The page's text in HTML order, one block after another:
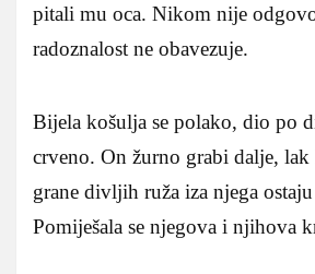
pitali mu oca. Nikom nije
radoznalost ne obavezuje.
Bijela košulja se polako, dio po
crveno. On žurno grabi dalje, lak
grane divljih ruža iza njega
Pomiješala se njegova i njihova